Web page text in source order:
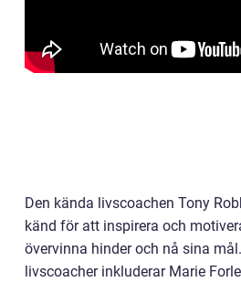
Den kända livscoachen Tony
känd för att inspirera och
övervinna hinder och nå sina
livscoacher inkluderar Marie